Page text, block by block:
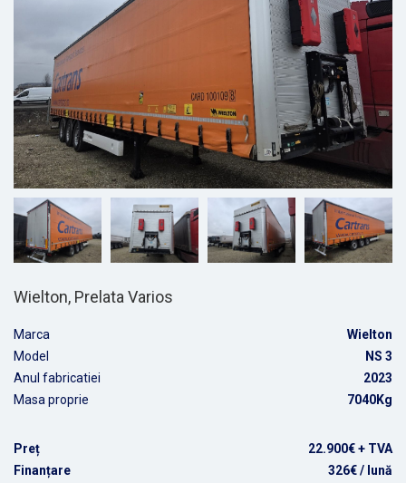
Wielton, Prelata Varios
Marca
Wielton
Model
NS 3
Anul fabricatiei
2023
Masa proprie
7040Kg
Preț
22.900€ + TVA
Finanțare
326€/ lună